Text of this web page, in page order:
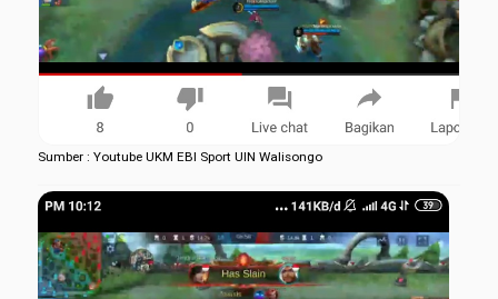
Sumber : Youtube UKM EBI Sport UIN Walisongo